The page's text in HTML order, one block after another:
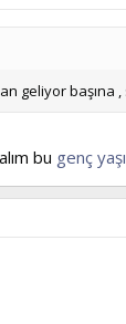
geliyor başına
bu genç